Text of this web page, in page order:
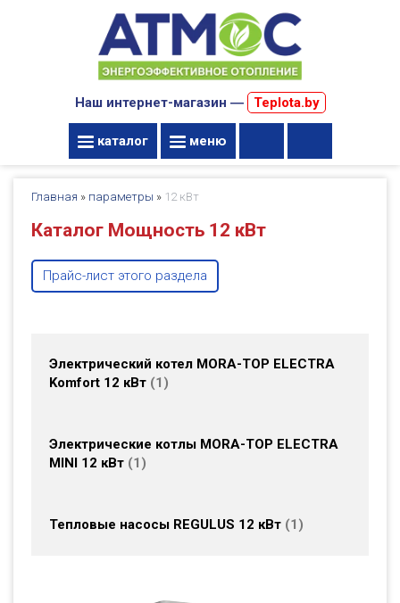
Наш интернет-магазин ― Teplota.by
каталог меню
Главная » параметры » 12 кВт
Каталог Мощность 12 кВт
Прайс-лист этого раздела
Электрический котел MORA-TOP ELECTRA
Komfort 12 кВт
1
Электрические котлы MORA-TOP ELECTRA
MINI 12 кВт
1
Тепловые насосы REGULUS 12 кВт 1